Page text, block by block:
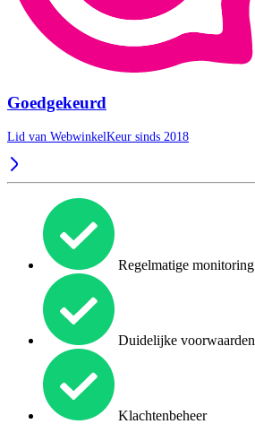
Goedgekeurd
Lid van WebwinkelKeur sinds 2018
Regelmatige monitoring
Duidelijke voorwaarden
Klachtenbeheer